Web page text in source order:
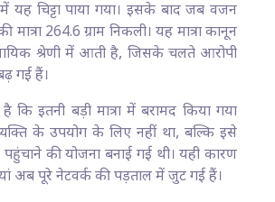
में यह चिट्टा पाया गया। इसके बाद जब वजन
मात्रा 264.6 ग्राम निकली। यह मात्रा कानून
श्रेणी में आती है, जिसके चलते आरोपी
गई हैं।
कि इतनी बड़ी मात्रा में बरामद किया गया
के उपयोग के लिए नहीं था, बल्कि इसे
पहुंचाने की योजना बनाई गई थी। यही कारण
अब पूरे नेटवर्क की पड़ताल में जुट गई हैं।